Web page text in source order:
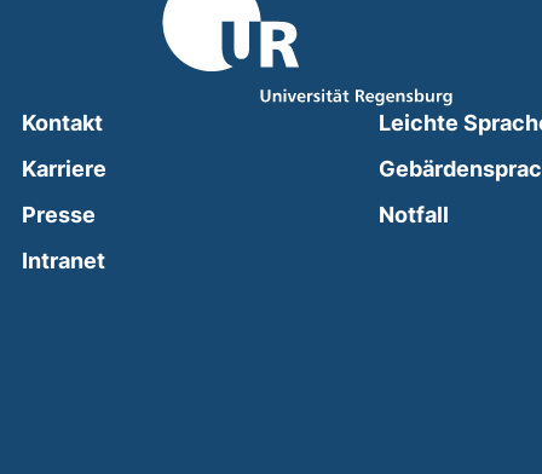
Kontakt
Karriere
Presse
Intranet(external link, opens in a new window)
Leichte
Notfall